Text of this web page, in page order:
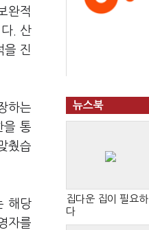
완적
. 산
을 진
하는
을 통
췄습
해당
자를
뉴스북
집다운 집이 필요하
다